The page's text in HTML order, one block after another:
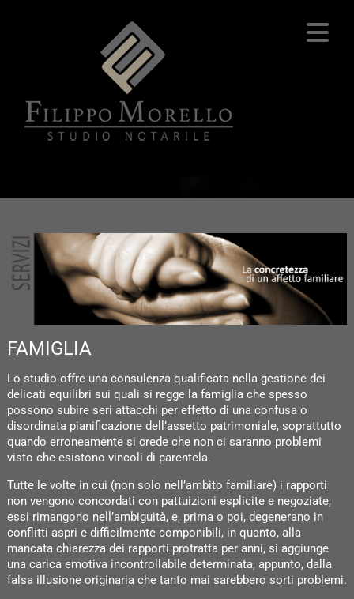
FAMIGLIA
Lo studio offre una consulenza qualificata nella gestione dei
delicati equilibri sui quali si regge la famiglia che spesso
possono subire seri attacchi per effetto di una confusa o
disordinata pianificazione dell’assetto patrimoniale, soprattutto
quando erroneamente si crede che non ci saranno problemi
visto che esistono vincoli di parentela.
Tutte le volte in cui (non solo nell’ambito familiare) i rapporti
non vengono concordati con pattuizioni esplicite e negoziate,
essi rimangono nell’ambiguità, e, prima o poi, degenerano in
conflitti aspri e difficilmente componibili, in quanto, alla
mancata chiarezza dei rapporti protratta per anni, si aggiunge
una carica emotiva incontrollabile determinata, appunto, dalla
falsa illusione originaria che tanto mai sarebbero sorti problemi.